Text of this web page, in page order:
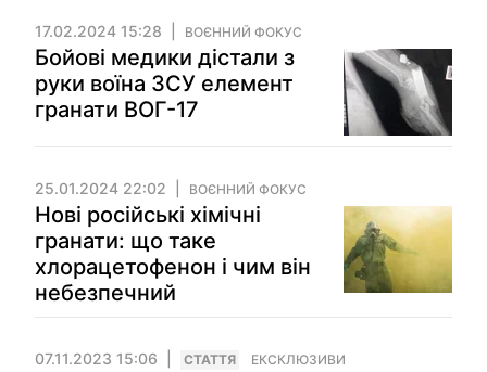
17.02.2024 15:28 ВОЄННИЙ ФОКУС
Бойові медики дістали з
руки воїна ЗСУ елемент
гранати ВОГ-17
25.01.2024 22:02 ВОЄННИЙ ФОКУС
Нові російські хімічні
гранати: що таке
хлорацетофенон і чим він
небезпечний
07.11.2023 15:06 СТАТТЯ ЕКСКЛЮЗИВИ